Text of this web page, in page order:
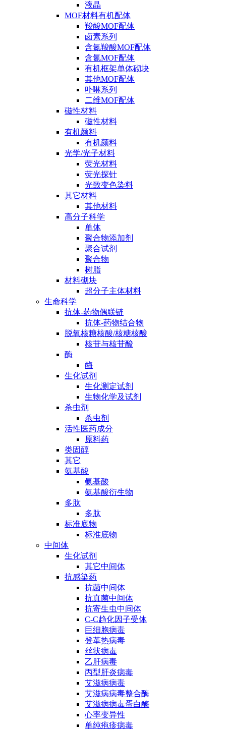
液晶
MOF材料有机配体
羧酸MOF配体
卤素系列
含氮羧酸MOF配体
含氮MOF配体
有机框架单体砌块
其他MOF配体
卟啉系列
二维MOF配体
磁性材料
磁性材料
有机颜料
有机颜料
光学/光子材料
荧光材料
荧光探针
光致变色染料
其它材料
其他材料
高分子科学
单体
聚合物添加剂
聚合试剂
聚合物
树脂
材料砌块
超分子主体材料
生命科学
抗体-药物偶联链
抗体-药物结合物
脱氧核糖核酸/核糖核酸
核苷与核苷酸
酶
酶
生化试剂
生化测定试剂
生物化学及试剂
杀虫剂
杀虫剂
活性医药成分
原料药
类固醇
其它
氨基酸
氨基酸
氨基酸衍生物
多肽
多肽
标准底物
标准底物
中间体
生化试剂
其它中间体
抗感染药
抗菌中间体
抗真菌中间体
抗寄生虫中间体
C-C趋化因子受体
巨细胞病毒
登革热病毒
丝状病毒
乙肝病毒
丙型肝炎病毒
艾滋病病毒
艾滋病病毒整合酶
艾滋病病毒蛋白酶
心率变异性
单纯疱疹病毒